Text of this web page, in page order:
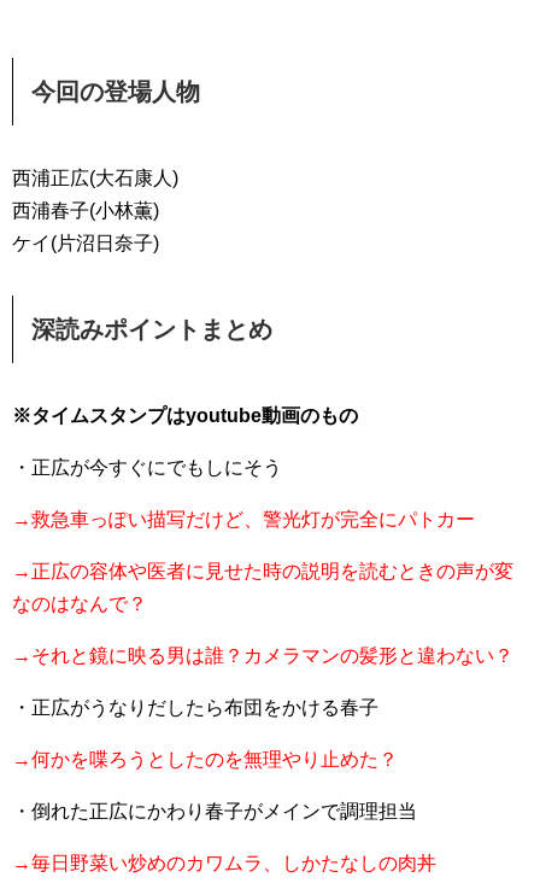
今回の登場人物
西浦正広(大石康人)
西浦春子(小林薫)
ケイ(片沼日奈子)
深読みポイントまとめ
※タイムスタンプはyoutube動画のもの
・正広が今すぐにでもしにそう
→救急車っぽい描写だけど、警光灯が完全にパトカー
→正広の容体や医者に見せた時の説明を読むときの声が変
なのはなんで？
→それと鏡に映る男は誰？カメラマンの髪形と違わない？
・正広がうなりだしたら布団をかける春子
→何かを喋ろうとしたのを無理やり止めた？
・倒れた正広にかわり春子がメインで調理担当
→毎日野菜い炒めのカワムラ、しかたなしの肉丼